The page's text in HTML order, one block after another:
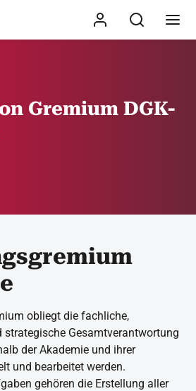
Gremium DGK-
obliegt die fachliche,
Gesamtverantwortung
der Akademie und ihrer
und bearbeitet werden.
gehören die Erstellung aller